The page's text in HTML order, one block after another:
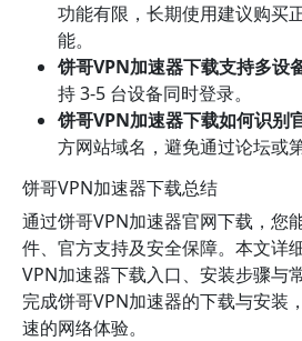
功能有限，长期使用建议购买
能。
饼哥VPN加速器下载支持多设
持 3-5 台设备同时登录。
饼哥VPN加速器下载如何识别
方网站域名，避免通过论坛或
饼哥VPN加速器下载总结
通过饼哥VPN加速器官网下载，您
件、官方支持及安全保障。本文详
VPN加速器下载入口、安装步骤与
完成饼哥VPN加速器的下载与安装
速的网络体验。